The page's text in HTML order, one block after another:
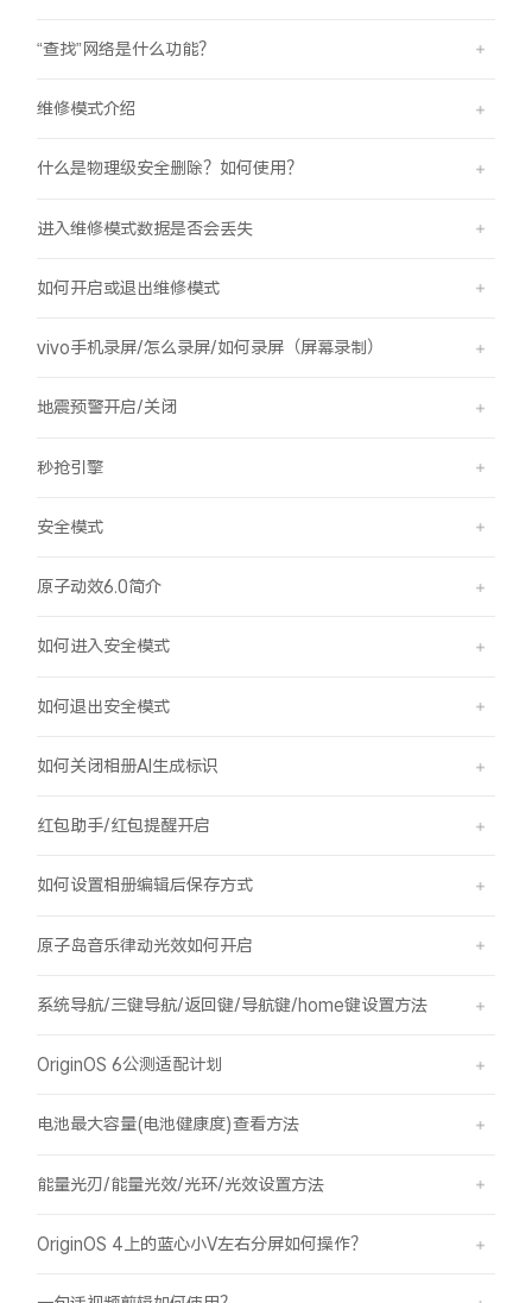
“查找”网络是什么功能？
维修模式介绍
什么是物理级安全删除？如何使用？
进入维修模式数据是否会丢失
如何开启或退出维修模式
vivo手机录屏/怎么录屏/如何录屏（屏幕录制）
地震预警开启/关闭
秒抢引擎
安全模式
原子动效6.0简介
如何进入安全模式
如何退出安全模式
如何关闭相册AI生成标识
红包助手/红包提醒开启
如何设置相册编辑后保存方式
原子岛音乐律动光效如何开启
系统导航/三键导航/返回键/导航键/home键设置方法
OriginOS 6公测适配计划
电池最大容量(电池健康度)查看方法
能量光刃/能量光效/光环/光效设置方法
OriginOS 4上的蓝心小V左右分屏如何操作？